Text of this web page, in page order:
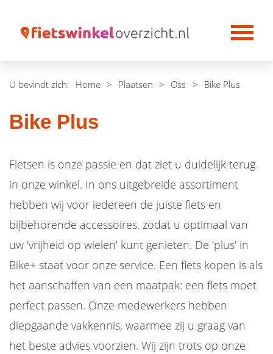
U bevindt zich: Home > Plaatsen > Oss > Bike Plus
Bike Plus
Fietsen is onze passie en dat ziet u duidelijk terug
in onze winkel. In ons uitgebreide assortiment
hebben wij voor iedereen de juiste fiets en
bijbehorende accessoires, zodat u optimaal van
uw 'vrijheid op wielen' kunt genieten. De 'plus' in
Bike+ staat voor onze service. Een fiets kopen is als
het aanschaffen van een maatpak: een fiets moet
perfect passen. Onze medewerkers hebben
diepgaande vakkennis, waarmee zij u graag van
het beste advies voorzien. Wij zijn trots op onze